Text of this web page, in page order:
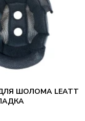
ШОЛОМА LEATT